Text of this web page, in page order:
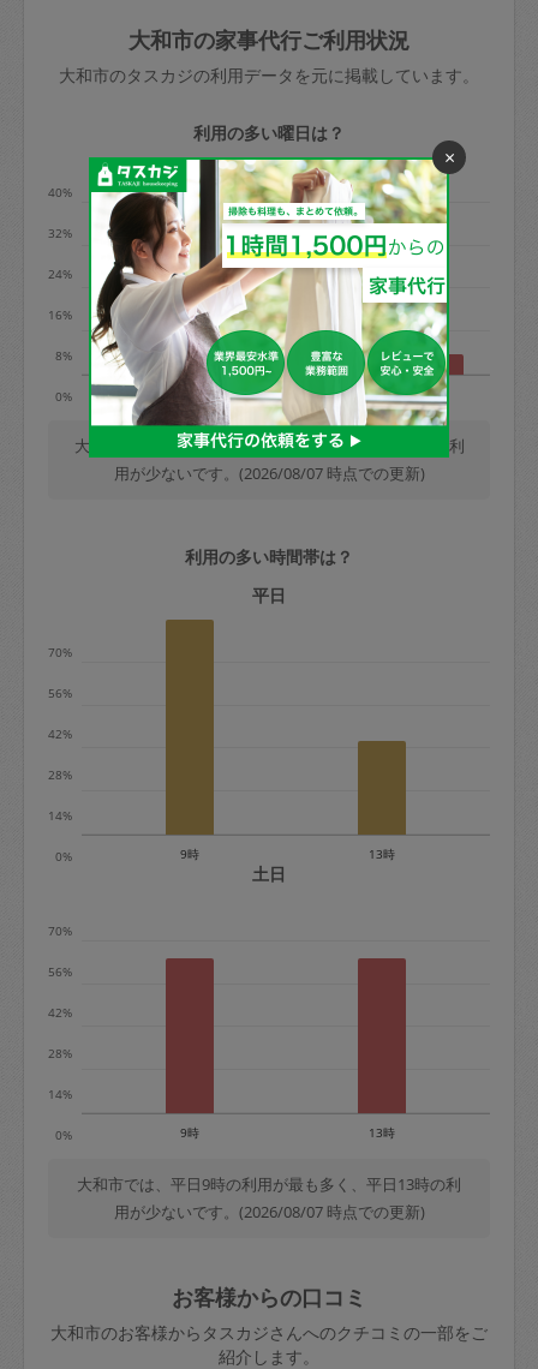
依頼者不在による当日キャンセル＝依頼
金額の100%＋交通費全額
※例：依頼日時／土曜日午前9時開始の場
合、水曜日午前9時以降はキャンセル料が
発生
水曜日9時〜金曜日9時まで＝依頼料金の
50%
金曜日9時～土曜日8時まで＝依頼金額の
100%
土曜日8時〜実施時間＝依頼金額の100%
＋交通費全額
依頼者不在による当日キャンセル＝依頼
金額の100%＋交通費全額
定期契約をキャンセルする場合、毎週定
期は月2回まで隔週定期は月1回までキャ
ンセル料は発生しません。それ以上はキ
※キャンセル料金の設定について：
相当で料金設定されています。
きた場合は損害保険の対象外となるので
ご注意ください。
玉、など
あわせてこちらも参照ください：初めて
はありますか？
大和市の家事代行ご利用状況
大和市のタスカジの利用データを元に掲載しています。
利用の多い曜日は？
0%
8%
16%
24%
32%
40%
月 水 木 土 日
大和市では、毎週木曜日の利用が最も多く、日曜日の利
用が少ないです。(2026/08/07 時点での更新)
利用の多い時間帯は？
平日
0%
14%
28%
42%
56%
70%
9時 13時
土日
0%
14%
28%
42%
56%
70%
9時 13時
大和市では、平日9時の利用が最も多く、平日13時の利
用が少ないです。(2026/08/07 時点での更新)
お客様からの口コミ
大和市のお客様からタスカジさんへのクチコミの一部をご
紹介します。
×